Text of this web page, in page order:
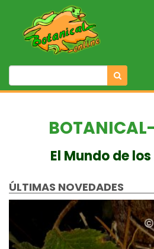
El Mundo de
ÚLTIMAS NOVEDADES